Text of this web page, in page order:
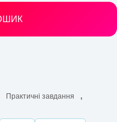
Практичні завдання
,